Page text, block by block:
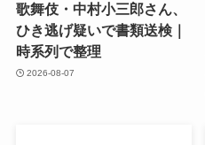
歌舞伎・中村小三郎さん、
ひき逃げ疑いで書類送検｜
時系列で整理
2026-08-07